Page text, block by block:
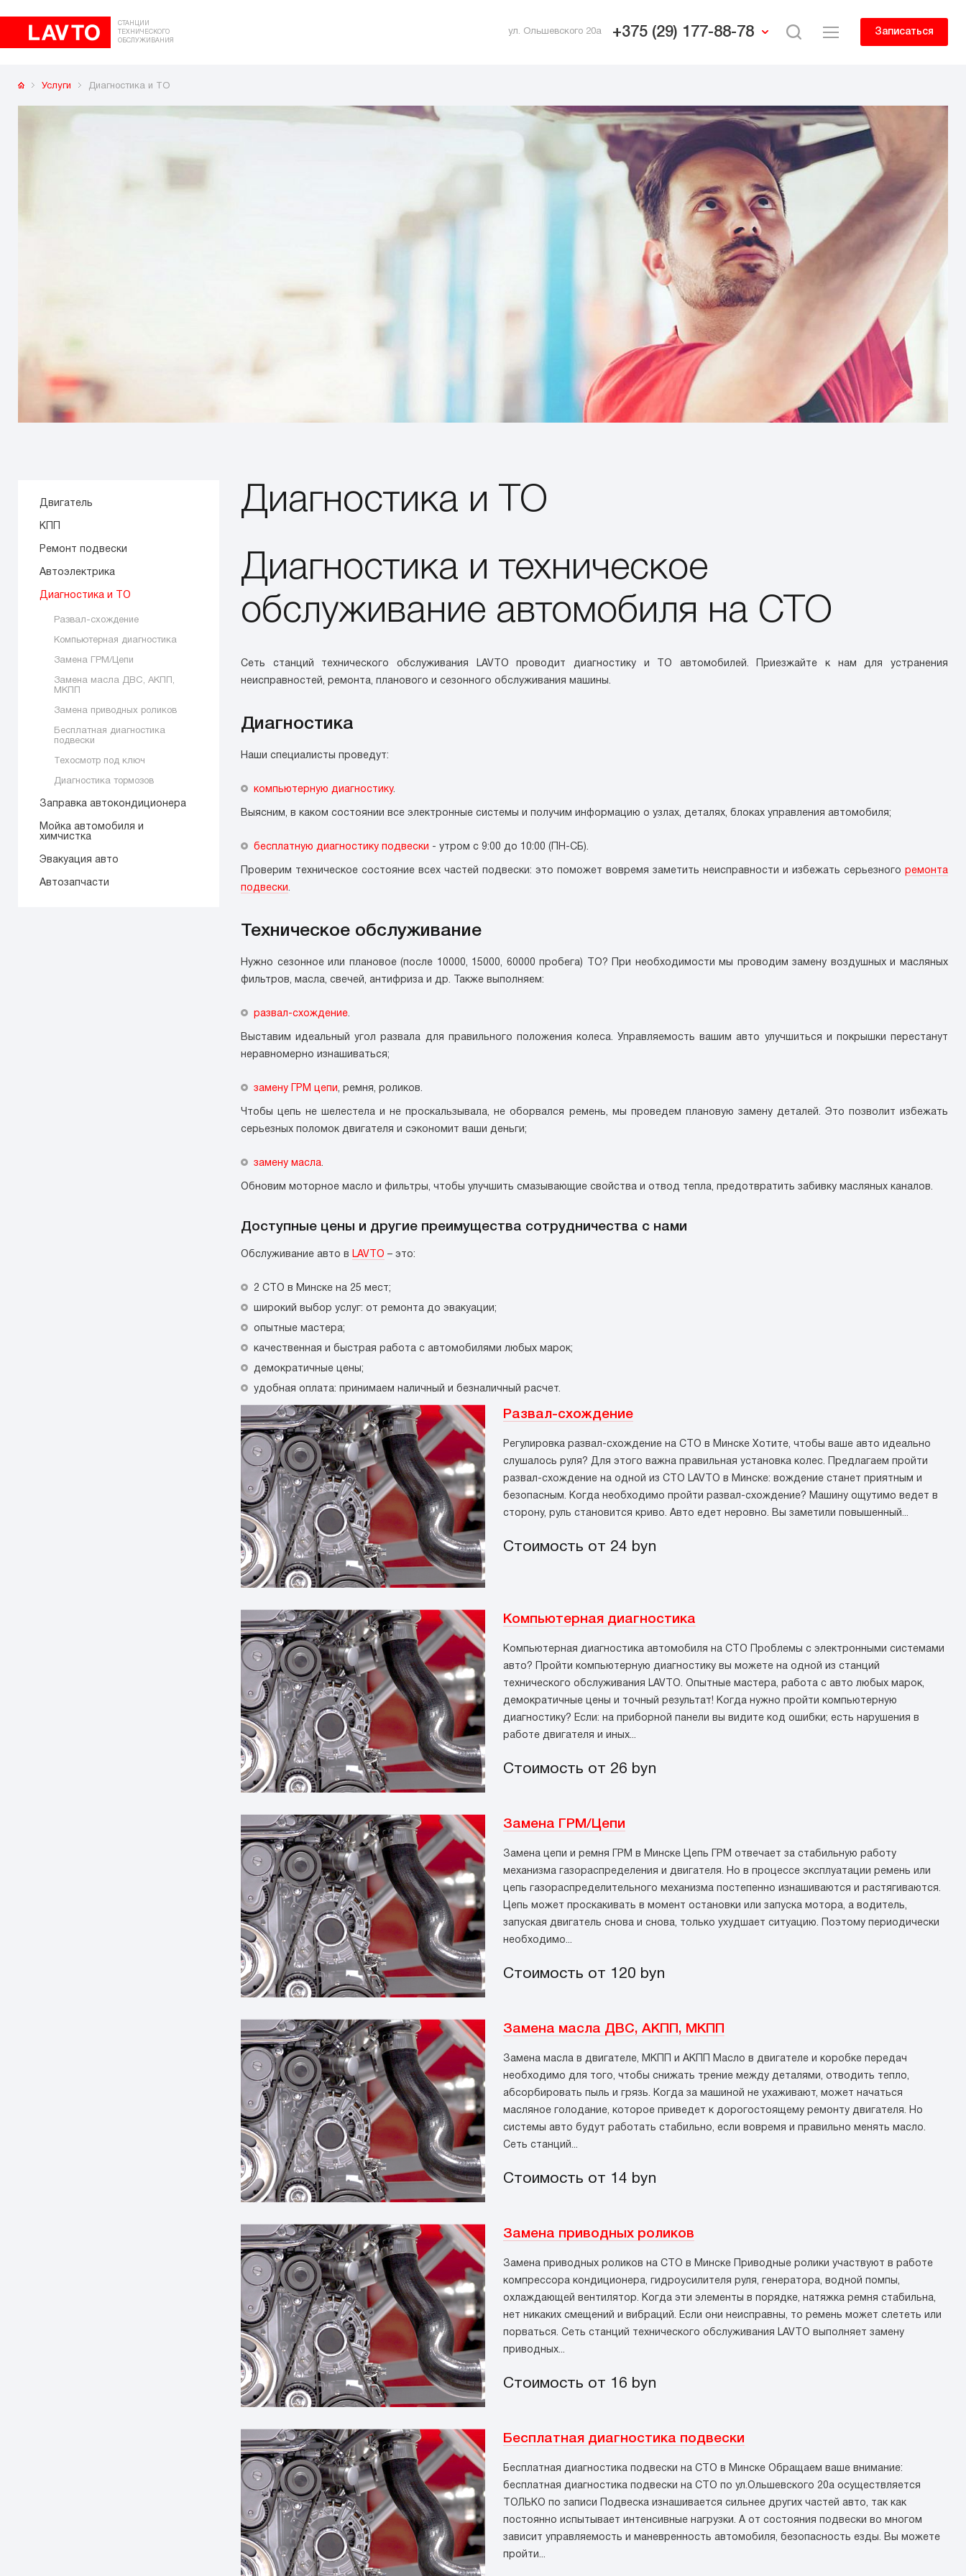
СТАНЦИИ
ТЕХНИЧЕСКОГО
ОБСЛУЖИВАНИЯ
ул. Ольшевского 20а +375 (29) 177-88-78 Записаться
Услуги Диагностика и ТО
Двигатель
КПП
Ремонт подвески
Автоэлектрика
Диагностика и ТО
Развал-схождение
Компьютерная диагностика
Замена ГРМ/Цепи
Замена масла ДВС, АКПП,
МКПП
Замена приводных роликов
Бесплатная диагностика
подвески
Техосмотр под ключ
Диагностика тормозов
Заправка автокондиционера
Мойка автомобиля и
химчистка
Эвакуация авто
Автозапчасти
Диагностика и ТО
Диагностика и техническое
обслуживание автомобиля на СТО
Сеть станций технического обслуживания LAVTO проводит диагностику и ТО автомобилей. Приезжайте к нам для устранения
неисправностей, ремонта, планового и сезонного обслуживания машины.
Диагностика
Наши специалисты проведут:
компьютерную диагностику.
Выясним, в каком состоянии все электронные системы и получим информацию о узлах, деталях, блоках управления автомобиля;
бесплатную диагностику подвески - утром с 9:00 до 10:00 (ПН-СБ).
Проверим техническое состояние всех частей подвески: это поможет вовремя заметить неисправности и избежать серьезного ремонта
подвески.
Техническое обслуживание
Нужно сезонное или плановое (после 10000, 15000, 60000 пробега) ТО? При необходимости мы проводим замену воздушных и масляных
фильтров, масла, свечей, антифриза и др. Также выполняем:
развал-схождение.
Выставим идеальный угол развала для правильного положения колеса. Управляемость вашим авто улучшиться и покрышки перестанут
неравномерно изнашиваться;
замену ГРМ цепи, ремня, роликов.
Чтобы цепь не шелестела и не проскальзывала, не оборвался ремень, мы проведем плановую замену деталей. Это позволит избежать
серьезных поломок двигателя и сэкономит ваши деньги;
замену масла.
Обновим моторное масло и фильтры, чтобы улучшить смазывающие свойства и отвод тепла, предотвратить забивку масляных каналов.
Доступные цены и другие преимущества сотрудничества с нами
Обслуживание авто в LAVTO – это:
2 СТО в Минске на 25 мест;
широкий выбор услуг: от ремонта до эвакуации;
опытные мастера;
качественная и быстрая работа с автомобилями любых марок;
демократичные цены;
удобная оплата: принимаем наличный и безналичный расчет.
Развал-схождение
Регулировка развал-схождение на СТО в Минске Хотите, чтобы ваше авто идеально
слушалось руля? Для этого важна правильная установка колес. Предлагаем пройти
развал-схождение на одной из СТО LAVTO в Минске: вождение станет приятным и
безопасным. Когда необходимо пройти развал-схождение? Машину ощутимо ведет в
сторону, руль становится криво. Авто едет неровно. Вы заметили повышенный...
Стоимость от 24 byn
Компьютерная диагностика
Компьютерная диагностика автомобиля на СТО Проблемы с электронными системами
авто? Пройти компьютерную диагностику вы можете на одной из станций
технического обслуживания LAVTO. Опытные мастера, работа с авто любых марок,
демократичные цены и точный результат! Когда нужно пройти компьютерную
диагностику? Если: на приборной панели вы видите код ошибки; есть нарушения в
работе двигателя и иных...
Стоимость от 26 byn
Замена ГРМ/Цепи
Замена цепи и ремня ГРМ в Минске Цепь ГРМ отвечает за стабильную работу
механизма газораспределения и двигателя. Но в процессе эксплуатации ремень или
цепь газораспределительного механизма постепенно изнашиваются и растягиваются.
Цепь может проскакивать в момент остановки или запуска мотора, а водитель,
запуская двигатель снова и снова, только ухудшает ситуацию. Поэтому периодически
необходимо...
Стоимость от 120 byn
Замена масла ДВС, АКПП, МКПП
Замена масла в двигателе, МКПП и АКПП Масло в двигателе и коробке передач
необходимо для того, чтобы снижать трение между деталями, отводить тепло,
абсорбировать пыль и грязь. Когда за машиной не ухаживают, может начаться
масляное голодание, которое приведет к дорогостоящему ремонту двигателя. Но
системы авто будут работать стабильно, если вовремя и правильно менять масло.
Сеть станций...
Стоимость от 14 byn
Замена приводных роликов
Замена приводных роликов на СТО в Минске Приводные ролики участвуют в работе
компрессора кондиционера, гидроусилителя руля, генератора, водной помпы,
охлаждающей вентилятор. Когда эти элементы в порядке, натяжка ремня стабильна,
нет никаких смещений и вибраций. Если они неисправны, то ремень может слететь или
порваться. Сеть станций технического обслуживания LAVTO выполняет замену
приводных...
Стоимость от 16 byn
Бесплатная диагностика подвески
Бесплатная диагностика подвески на СТО в Минске Обращаем ваше внимание:
бесплатная диагностика подвески на СТО по ул.Ольшевского 20а осуществляется
ТОЛЬКО по записи Подвеска изнашивается сильнее других частей авто, так как
постоянно испытывает интенсивные нагрузки. А от состояния подвески во многом
зависит управляемость и маневренность автомобиля, безопасность езды. Вы можете
пройти...